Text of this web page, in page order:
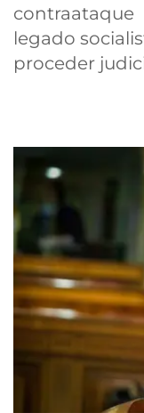
legado
proceder